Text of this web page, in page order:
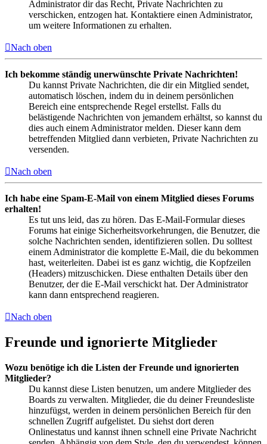
Administrator dir das Recht, Private Nachrichten zu
verschicken, entzogen hat. Kontaktiere einen Administrator,
um weitere Informationen zu erhalten.
Nach oben
Ich bekomme ständig unerwünschte Private Nachrichten!
Du kannst Private Nachrichten, die dir ein Mitglied sendet,
automatisch löschen, indem du in deinem persönlichen
Bereich eine entsprechende Regel erstellst. Falls du
belästigende Nachrichten von jemandem erhältst, so kannst du
dies auch einem Administrator melden. Dieser kann dem
betreffenden Mitglied dann verbieten, Private Nachrichten zu
versenden.
Nach oben
Ich habe eine Spam-E-Mail von einem Mitglied dieses Forums
erhalten!
Es tut uns leid, das zu hören. Das E-Mail-Formular dieses
Forums hat einige Sicherheitsvorkehrungen, die Benutzer, die
solche Nachrichten senden, identifizieren sollen. Du solltest
einem Administrator die komplette E-Mail, die du bekommen
hast, weiterleiten. Dabei ist es ganz wichtig, die Kopfzeilen
(Headers) mitzuschicken. Diese enthalten Details über den
Benutzer, der die E-Mail verschickt hat. Der Administrator
kann dann entsprechend reagieren.
Nach oben
Freunde und ignorierte Mitglieder
Wozu benötige ich die Listen der Freunde und ignorierten
Mitglieder?
Du kannst diese Listen benutzen, um andere Mitglieder des
Boards zu verwalten. Mitglieder, die du deiner Freundesliste
hinzufügst, werden in deinem persönlichen Bereich für den
schnellen Zugriff aufgelistet. Du siehst dort deren
Onlinestatus und kannst ihnen schnell eine Private Nachricht